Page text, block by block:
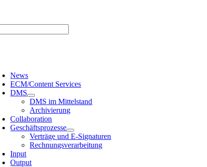
News
ECM/Content Services
DMS
DMS im Mittelstand
Archivierung
Collaboration
Geschäftsprozesse
Verträge und E-Signaturen
Rechnungsverarbeitung
Input
Output